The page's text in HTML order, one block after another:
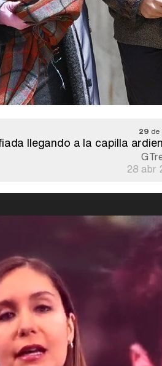
29 de
llegando a la capilla
28 abr